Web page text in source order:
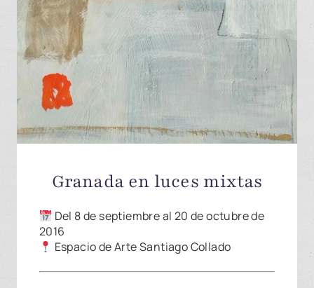
Granada en luces mixtas
Del 8 de septiembre al 20 de octubre de
2016
Espacio de Arte Santiago Collado